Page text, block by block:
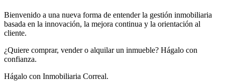
Bienvenido a una nueva forma de entender la gestión inmobiliaria
basada en la innovación, la mejora continua y la orientación al
cliente.
¿Quiere comprar, vender o alquilar un inmueble? Hágalo con
confianza.
Hágalo con Inmobiliaria Correal.